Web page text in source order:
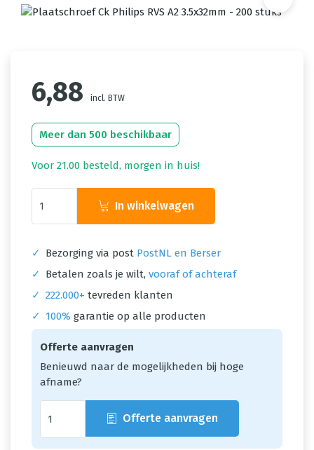
6,88 incl. BTW
Meer dan 500 beschikbaar
Voor 21.00 besteld, morgen in huis!
In winkelwagen
✓ Bezorging via post PostNL en Berser
✓
Betalen zoals je wilt, vooraf of achteraf
✓ 222.000+ tevreden klanten
✓
100% garantie op alle producten
Offerte aanvragen
Benieuwd naar de mogelijkheden bij hoge
afname?
Offerte aanvragen